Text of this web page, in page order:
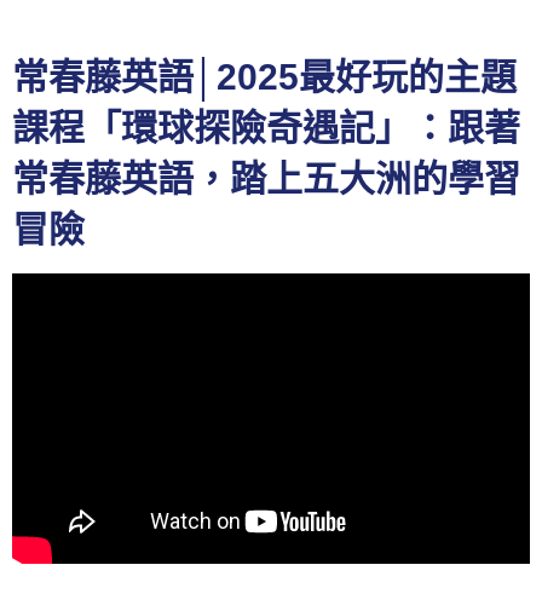
常春藤英語│2025最好玩的主題
課程「環球探險奇遇記」：跟著
常春藤英語，踏上五大洲的學習
冒險